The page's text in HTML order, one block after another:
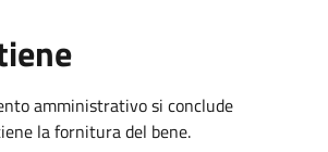
amministrativo si conclude
la fornitura del bene.